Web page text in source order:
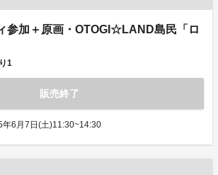
参加＋原画・OTOGI☆LAND島民「ロ
1
販売終了
年6月7日(土)11:30~14:30